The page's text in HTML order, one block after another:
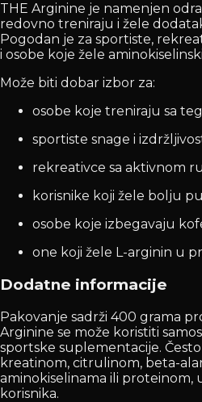
THE Arginine je namenjen
redovno treniraju i žele
Pogodan je za sportiste,
i osobe koje žele
Može biti dobar izbor za:
osobe koje treniraju sa
sportiste snage i
rekreativce sa aktivnom
korisnike koji žele bolju
osobe koje izbegavaju
one koji žele L-arginin u
Dodatne informacije
Pakovanje sadrži 400 grama
Arginine se može koristiti
sportske suplementacije.
kreatinom, citrulinom, beta-
aminokiselinama ili proteinom,
korisnika.